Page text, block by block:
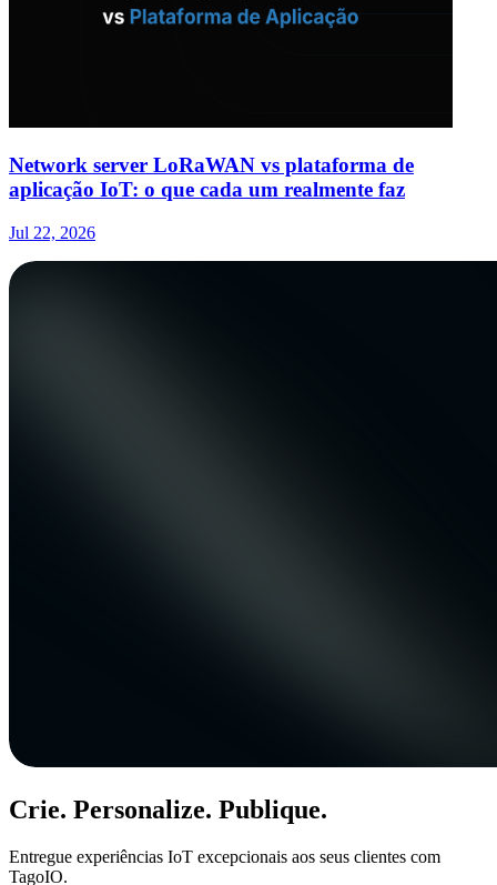
Network server LoRaWAN vs plataforma de
aplicação IoT: o que cada um realmente faz
Jul 22, 2026
Crie. Personalize. Publique.
Entregue experiências IoT excepcionais aos seus clientes com
TagoIO.